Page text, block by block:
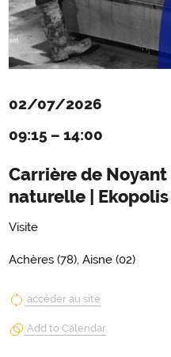
02/07/2026
09:15 – 14:00
Carrière de
naturelle | Ekopolis
Visite
Achères (78), Aisne (02)
accéder au site
Add to Calendar